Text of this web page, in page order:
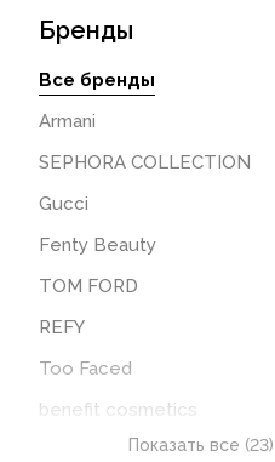
Бренды
Все бренды
Armani
SEPHORA COLLECTION
Gucci
Fenty Beauty
TOM FORD
REFY
Too Faced
benefit cosmetics
Показать все (23)